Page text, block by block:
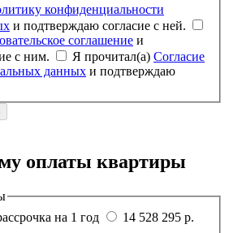
конфиденциальности
и подтверждаю согласие с ней.
соглашение
с ним.
Я прочитал(а) Согласие
данных
оплаты квартиры
на 1 год
14 528 295 р.